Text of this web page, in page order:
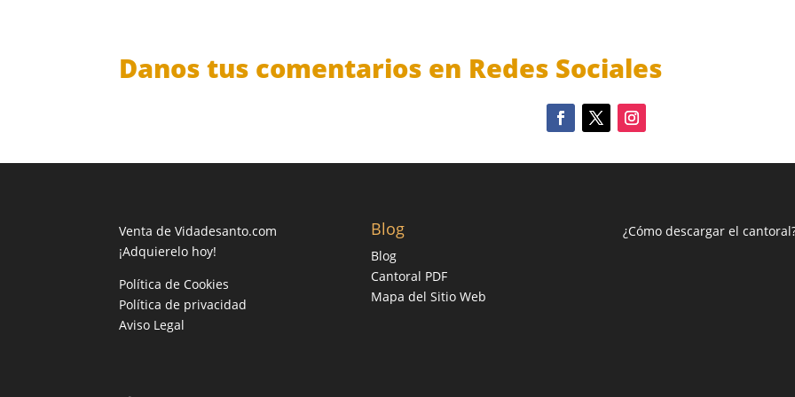
Danos tus comentarios en Redes Sociales
Venta de Vidadesanto.com
¡Adquierelo hoy!
Política de Cookies
Política de privacidad
Aviso Legal
Blog
Blog
Cantoral PDF
Mapa del Sitio Web
¿Cómo descargar el